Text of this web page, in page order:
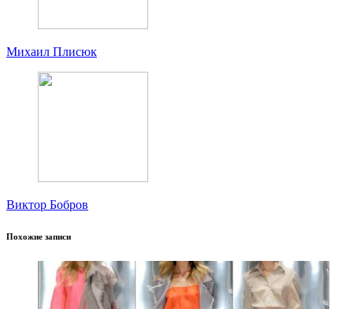
Михаил Плисюк
Виктор Бобров
Похожие записи